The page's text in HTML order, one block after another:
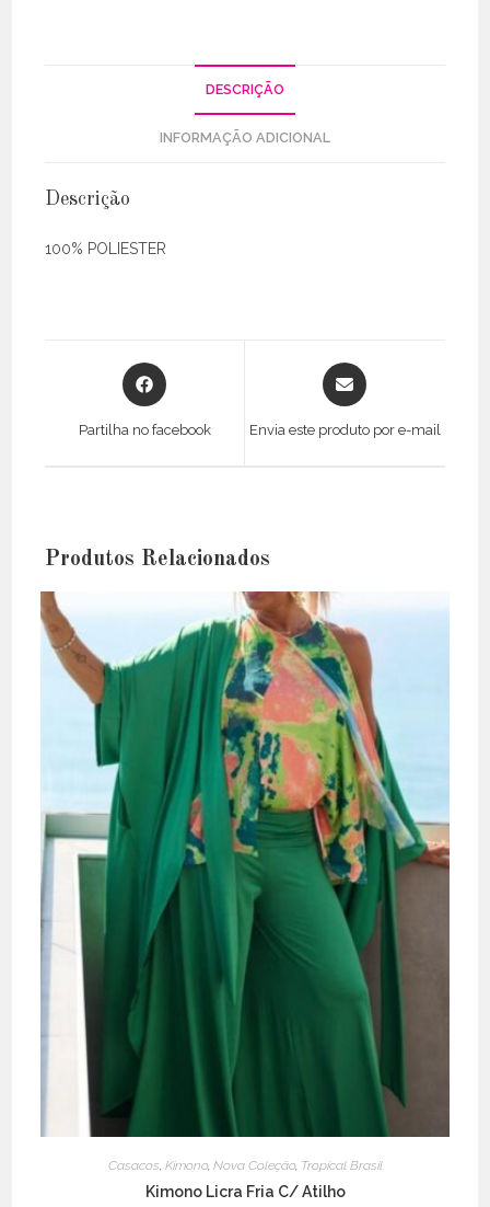
DESCRIÇÃO
INFORMAÇÃO ADICIONAL
Descrição
100% POLIESTER
Opens
in
Partilha no facebook
Opens
in
Envia este produto por e-mail
Produtos Relacionados
Casacos Kimono, Nova Coleção, Tropical Brasil
Kimono Licra Fria C/ Atilho